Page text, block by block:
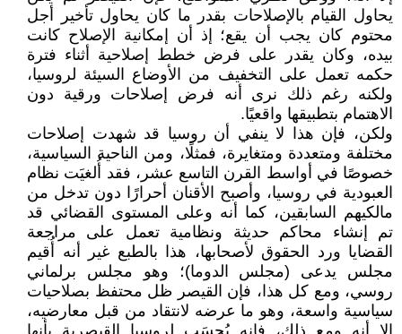
يحاول القيام بالإصلاحات بقدر ما كان يحاول تأخير أجل
محتوم كان يجب أن يقع؛ إذ أن إمكانية الإصلاح كانت
بيده، وكان يقدر على فرض خطط إصلاحية أثناء فترة
حكمه تعمل على التخفيف من الأوضاع السيئة لروسيا،
ولكنه رغم ذلك نرى أنه فرض إصلاحات ورقية دون
الاهتمام بتطبيقها واقعيًا.
ولكن، فإن هذا لا ينفي أن روسيا قد شهدت إصلاحات
مختلفة ومتعددة ومتغايرة، فمثلًا، ومن الناحية السياسية،
خصوصًا في أواسط القرن التاسع عشر، فقد أُلغيَت نظام
العبودية في روسيا، وأصبح الأقنان أحرارًا دون تدخل من
مالكيهم السابقين، كما أنه وعلى المستوى القضائي قد
تم إنشاء محاكم حديثة ونظامية تعمل على مراجعة
القضايا ورد الحقوق لأصحابها، هذا بالطبع غير أنه أُقيم
مجلس يدعى (مجلس الدوما)؛ وهو مجلس برلماني
روسي، ومع كل هذا، فإن القيصر ظل محتفظ بصلاحيات
سياسية واسعة، وهو ما عرضه لانتقاد من قبل معارضيه،